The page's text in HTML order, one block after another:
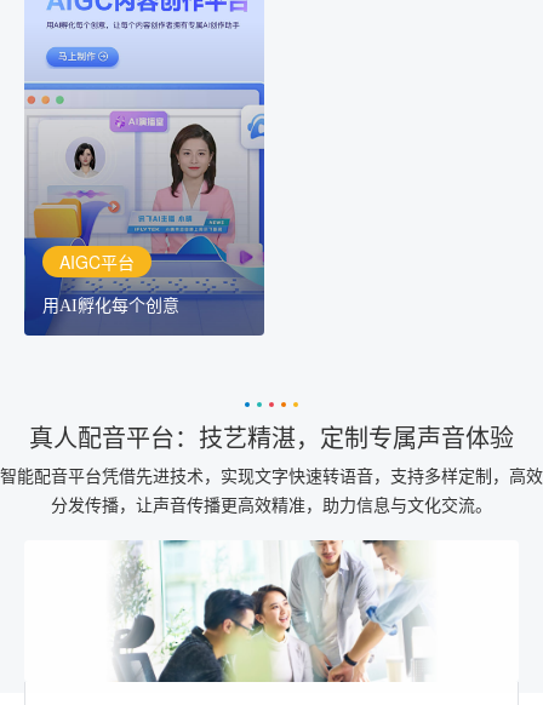
AIGC平台
用AI孵化每个创意
AIGC平台
用AI孵化每个创意
讯飞AIGC平台：让每个创
作者都拥有自己的专注AI
创作助手
真人配音平台：技艺精湛，定制专属声音体验
智能配音平台凭借先进技术，实现文字快速转语音，支持多样定制，高效
分发传播，让声音传播更高效精准，助力信息与文化交流。